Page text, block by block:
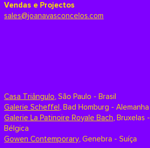
Vendas e Projectos
sales@joanavasconcelos.com
Casa Triângulo,São Paulo - Brasil
Galerie Scheffel,Bad Homburg - Alemanha
Galerie La Patinoire Royale Bach,Bruxelas -
Bélgica
Gowen Contemporary,Genebra - Suíça